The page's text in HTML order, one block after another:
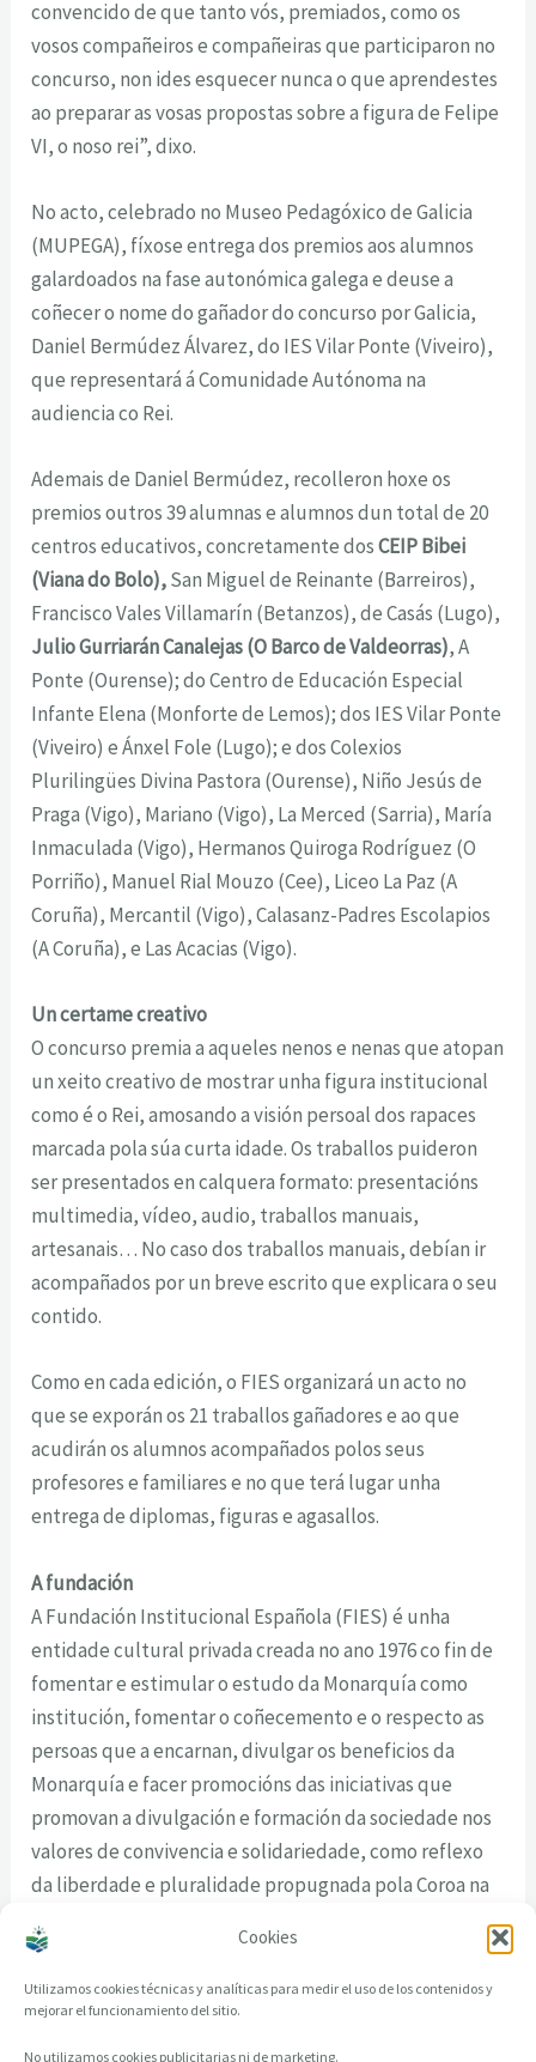
Cookies
Utilizamos cookies técnicas y analíticas para medir el uso de los contenidos y
mejorar el funcionamiento del sitio.
No utilizamos cookies publicitarias ni de marketing.
convencido de que tanto vós, premiados, como os
vosos compañeiros e compañeiras que participaron no
concurso, non ides esquecer nunca o que aprendestes
ao preparar as vosas propostas sobre a figura de Felipe
VI, o noso rei”, dixo.
No acto, celebrado no Museo Pedagóxico de Galicia
(MUPEGA), fíxose entrega dos premios aos alumnos
galardoados na fase autonómica galega e deuse a
coñecer o nome do gañador do concurso por Galicia,
Daniel Bermúdez Álvarez, do IES Vilar Ponte (Viveiro),
que representará á Comunidade Autónoma na
audiencia co Rei.
Ademais de Daniel Bermúdez, recolleron hoxe os
premios outros 39 alumnas e alumnos dun total de 20
centros educativos, concretamente dosCEIP Bibei
(Viana do Bolo),San Miguel de Reinante (Barreiros),
Francisco Vales Villamarín (Betanzos), de Casás (Lugo),
Julio Gurriarán Canalejas (O Barco de Valdeorras), A
Ponte (Ourense); do Centro de Educación Especial
Infante Elena (Monforte de Lemos); dos IES Vilar Ponte
(Viveiro) e Ánxel Fole (Lugo); e dos Colexios
Plurilingües Divina Pastora (Ourense), Niño Jesús de
Praga (Vigo), Mariano (Vigo), La Merced (Sarria), María
Inmaculada (Vigo), Hermanos Quiroga Rodríguez (O
Porriño), Manuel Rial Mouzo (Cee), Liceo La Paz (A
Coruña), Mercantil (Vigo), Calasanz-Padres Escolapios
(A Coruña), e Las Acacias (Vigo).
Un certame creativo
O concurso premia a aqueles nenos e nenas que atopan
un xeito creativo de mostrar unha figura institucional
como é o Rei, amosando a visión persoal dos rapaces
marcada pola súa curta idade. Os traballos puideron
ser presentados en calquera formato: presentacións
multimedia, vídeo, audio, traballos manuais,
artesanais… No caso dos traballos manuais, debían ir
acompañados por un breve escrito que explicara o seu
contido.
Como en cada edición, o FIES organizará un acto no
que se exporán os 21 traballos gañadores e ao que
acudirán os alumnos acompañados polos seus
profesores e familiares e no que terá lugar unha
entrega de diplomas, figuras e agasallos.
A fundación
A Fundación Institucional Española (FIES) é unha
entidade cultural privada creada no ano 1976 co fin de
fomentar e estimular o estudo da Monarquía como
institución, fomentar o coñecemento e o respecto as
persoas que a encarnan, divulgar os beneficios da
Monarquía e facer promocións das iniciativas que
promovan a divulgación e formación da sociedade nos
valores de convivencia e solidariedade, como reflexo
da liberdade e pluralidade propugnada pola Coroa na